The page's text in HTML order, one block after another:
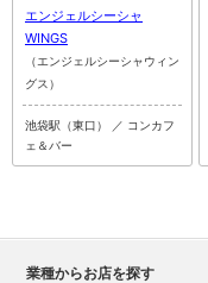
エンジェルシーシャ
WINGS
（エンジェルシーシャウィン
グス）
池袋駅（東口） ／ コンカフ
ェ＆バー
業種からお店を探す